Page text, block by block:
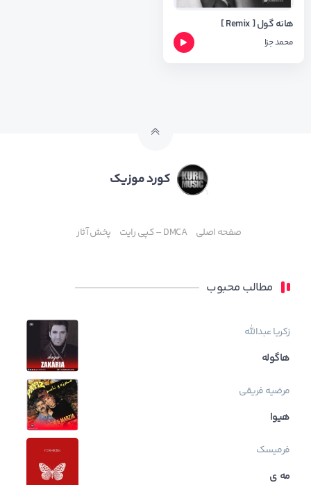
هانه گول [ Remix ]
محمد جزا
کورد موزیک
صفحه اصلی DMCA – کپی رایت پخش آثار
مطالب محبوب
زکریا عبدالله
هاگوله
مرضیه فریقی
هیوا
فرمیسک
مه ی